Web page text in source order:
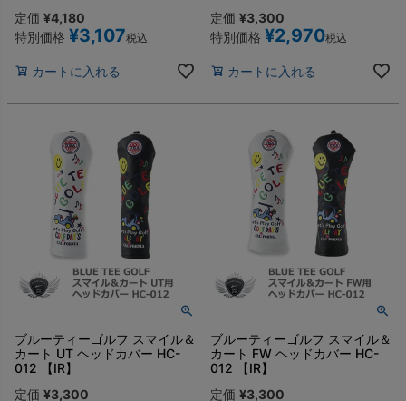
定価 ¥4,180
特別価格 ¥3,107税込
カートに入れる
定価 ¥3,300
特別価格 ¥2,970税込
カートに入れる
ブルーティーゴルフ スマイル＆
カート UT ヘッドカバー HC-
012 【IR】
定価 ¥3,300
ブルーティーゴルフ スマイル＆
カート FW ヘッドカバー HC-
012 【IR】
定価 ¥3,300